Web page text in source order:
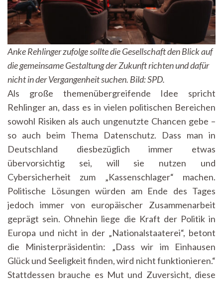
Anke Rehlinger zufolge solltedie Gesellschaft den Blick auf
die gemeinsame Gestaltung der Zukunft richten und dafür
nicht in der Vergangenheit suchen. Bild: SPD.
Als große themenübergreifende Idee spricht
Rehlinger an, dass es in vielen politischen Bereichen
sowohl Risiken als auch ungenutzte Chancen gebe –
so auch beim Thema Datenschutz. Dass man in
Deutschland diesbezüglich immer etwas
übervorsichtig sei, will sie nutzen und
Cybersicherheit zum „Kassenschlager“ machen.
Politische Lösungen würden am Ende des Tages
jedoch immer von europäischer Zusammenarbeit
geprägt sein. Ohnehin liege die Kraft der Politik in
Europa und nicht in der „Nationalstaaterei“, betont
die Ministerpräsidentin: „Dass wir im Einhausen
Glück und Seeligkeit finden, wird nicht funktionieren.“
Stattdessen brauche es Mut und Zuversicht, diese